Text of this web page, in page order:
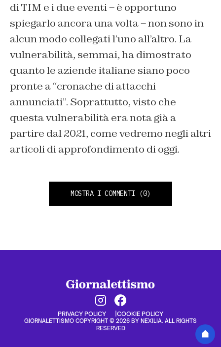
di TIM e i due eventi – è opportuno
spiegarlo ancora una volta – non sono in
alcun modo collegati l’uno all’altro. La
vulnerabilità, semmai, ha dimostrato
quanto le aziende italiane siano poco
pronte a “cronache di attacchi
annunciati”. Soprattutto, visto che
questa vulnerabilità era nota già a
partire dal 2021, come vedremo negli altri
articoli di approfondimento di oggi.
MOSTRA I COMMENTI (0)
PRIVACY POLICY COOKIE POLICY
GIORNALETTISMO COPYRIGHT © 2026 BY NEXILIA. ALL RIGHTS
RESERVED